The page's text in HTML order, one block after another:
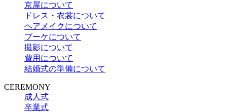
京屋について
ドレス・衣裳について
ヘアメイクについて
ブーケについて
撮影について
費用について
結婚式の準備について
CEREMONY
成人式
卒業式